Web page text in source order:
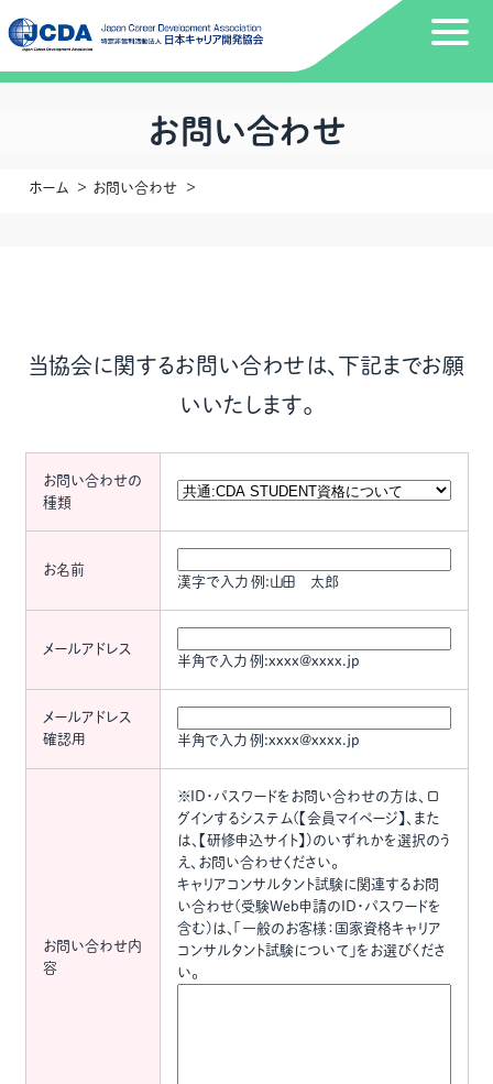
お問い合わせ
ホーム お問い合わせ
当協会に関するお問い合わせは、下記までお願
いいたします。
お問い合わせの
種類
お名前
漢字で入力 例:山田 太郎
メールアドレス
半角で入力 例:xxxx@xxxx.jp
メールアドレス
確認用
半角で入力 例:xxxx@xxxx.jp
お問い合わせ内
容
※ID・パスワードをお問い合わせの方は、ロ
グインするシステム(【会員マイページ】、また
は、【研修申込サイト】)のいずれかを選択のう
え、お問い合わせください。
キャリアコンサルタント試験に関連するお問
い合わせ(受験Web申請のID・パスワードを
含む)は、「一般のお客様：国家資格キャリア
コンサルタント試験について」をお選びくださ
い。